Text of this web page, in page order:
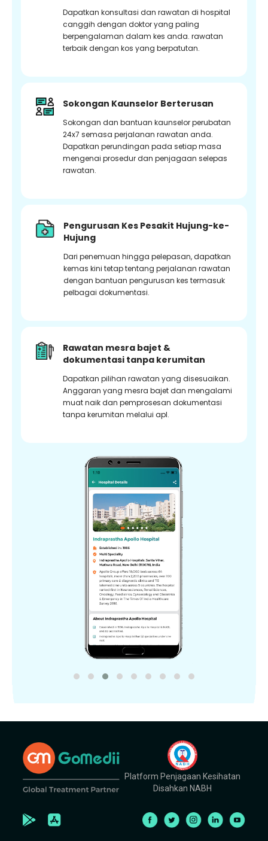
Dapatkan konsultasi dan rawatan di hospital
canggih dengan doktor yang paling
berpengalaman dalam kes anda. rawatan
terbaik dengan kos yang berpatutan.
Sokongan Kaunselor Berterusan
Sokongan dan bantuan kaunselor perubatan
24x7 semasa perjalanan rawatan anda.
Dapatkan perundingan pada setiap masa
mengenai prosedur dan penjagaan selepas
rawatan.
Pengurusan Kes Pesakit Hujung-ke-
Hujung
Dari penemuan hingga pelepasan, dapatkan
kemas kini tetap tentang perjalanan rawatan
dengan bantuan pengurusan kes termasuk
pelbagai dokumentasi.
Rawatan mesra bajet &
dokumentasi tanpa kerumitan
Dapatkan pilihan rawatan yang disesuaikan.
Anggaran yang mesra bajet dan mengalami
muat naik dan pemprosesan dokumentasi
tanpa kerumitan melalui apl.
Platform Penjagaan Kesihatan
Disahkan NABH